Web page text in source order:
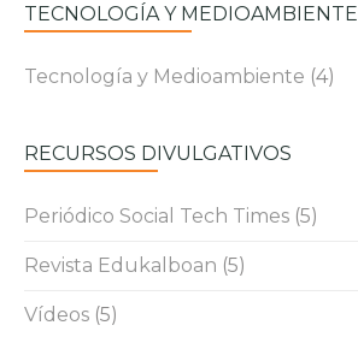
TECNOLOGÍA Y MEDIOAMBIENTE
Tecnología y Medioambiente (4)
RECURSOS DIVULGATIVOS
Periódico Social Tech Times (5)
Revista Edukalboan (5)
Vídeos (5)